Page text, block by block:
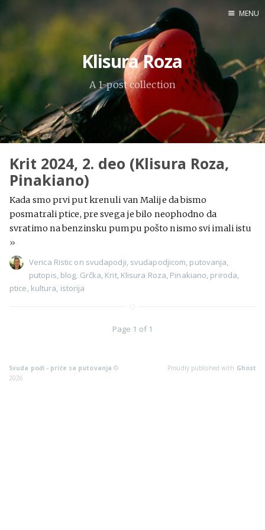
X
Instagram
Sadržaj
MENU
Klisura Roza
A 1-post collection
Krit 2024, 2. deo (Klisura Roza,
Pinakiano)
Kada smo prvi put krenuli van Malije da bismo
posmatrali ptice, pre svega je bilo neophodno da
svratimo na benzinsku pumpu pošto nismo svi imali istu
»
Verica Ristic on svudapodji svudapodjicom putovanja
putopis blog Grčka Krit, Klisura Roza Pinakiano priroda
ptice kultura istorija
Page 1 of 1
Svuda pođi - priče sa putovanja ©
2026
Proudly published with Ghost